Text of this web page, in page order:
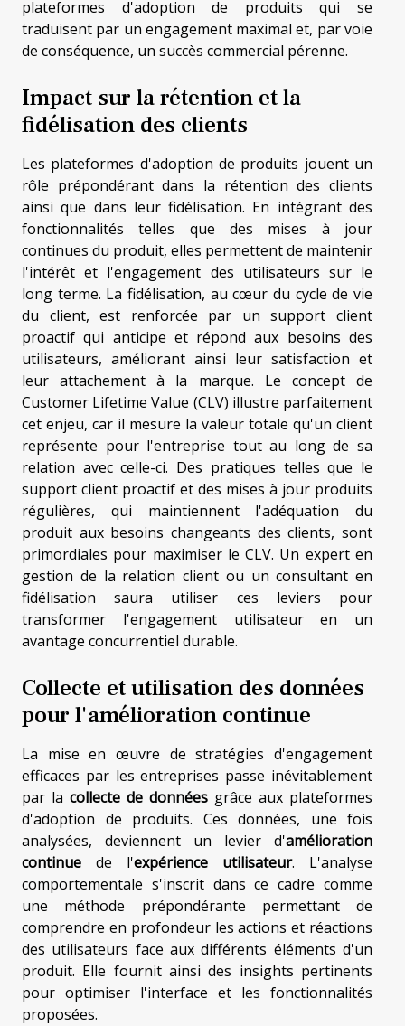
plateformes d'adoption de produits qui se
traduisent par un engagement maximal et, par voie
de conséquence, un succès commercial pérenne.
Impact sur la rétention et la
fidélisation des clients
Les plateformes d'adoption de produits jouent un
rôle prépondérant dans la rétention des clients
ainsi que dans leur fidélisation. En intégrant des
fonctionnalités telles que des mises à jour
continues du produit, elles permettent de maintenir
l'intérêt et l'engagement des utilisateurs sur le
long terme. La fidélisation, au cœur du cycle de vie
du client, est renforcée par un support client
proactif qui anticipe et répond aux besoins des
utilisateurs, améliorant ainsi leur satisfaction et
leur attachement à la marque. Le concept de
Customer Lifetime Value (CLV) illustre parfaitement
cet enjeu, car il mesure la valeur totale qu'un client
représente pour l'entreprise tout au long de sa
relation avec celle-ci. Des pratiques telles que le
support client proactif et des mises à jour produits
régulières, qui maintiennent l'adéquation du
produit aux besoins changeants des clients, sont
primordiales pour maximiser le CLV. Un expert en
gestion de la relation client ou un consultant en
fidélisation saura utiliser ces leviers pour
transformer l'engagement utilisateur en un
avantage concurrentiel durable.
Collecte et utilisation des données
pour l'amélioration continue
La mise en œuvre de stratégies d'engagement
efficaces par les entreprises passe inévitablement
par la collecte de données grâce aux plateformes
d'adoption de produits. Ces données, une fois
analysées, deviennent un levier d'amélioration
continue de l'expérience utilisateur. L'analyse
comportementale s'inscrit dans ce cadre comme
une méthode prépondérante permettant de
comprendre en profondeur les actions et réactions
des utilisateurs face aux différents éléments d'un
produit. Elle fournit ainsi des insights pertinents
pour optimiser l'interface et les fonctionnalités
proposées.